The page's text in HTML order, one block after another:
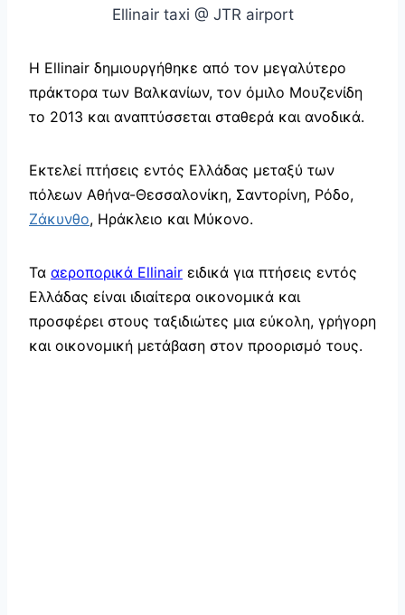
Ellinair taxi @ JTR airport
Η Ellinair δημιουργήθηκε από τον μεγαλύτερο
πράκτορα των Βαλκανίων, τον όμιλο Μουζενίδη
το 2013 και αναπτύσσεται σταθερά και ανοδικά.
Εκτελεί πτήσεις εντός Ελλάδας μεταξύ των
πόλεων Αθήνα-Θεσσαλονίκη, Σαντορίνη, Ρόδο,
Ζάκυνθο, Ηράκλειο και Μύκονο.
Τα αεροπορικά Ellinair ειδικά για πτήσεις εντός
Ελλάδας είναι ιδιαίτερα οικονομικά και
προσφέρει στους ταξιδιώτες μια εύκολη, γρήγορη
και οικονομική μετάβαση στον προορισμό τους.